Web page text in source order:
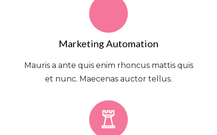
Marketing Automation
Mauris a ante quis enim rhoncus mattis quis
et nunc. Maecenas auctor tellus.